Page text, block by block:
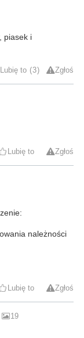
piasek i
Lubię to 3 Zgłoś
Lubię to Zgłoś
należności
Lubię to Zgłoś
19